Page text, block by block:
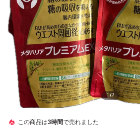
1/2
この商品は3時間で売れました